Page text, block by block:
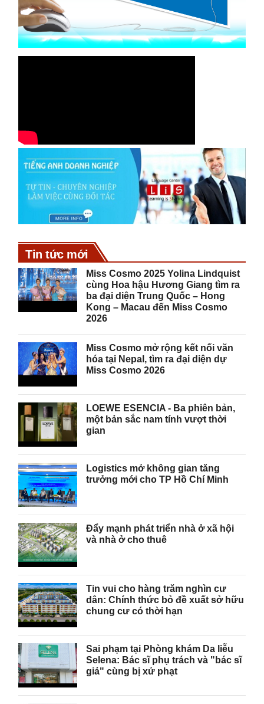
Tin tức mới
Miss Cosmo 2025 Yolina Lindquist
cùng Hoa hậu Hương Giang tìm ra
ba đại diện Trung Quốc – Hong
Kong – Macau đến Miss Cosmo
2026
Miss Cosmo mở rộng kết nối văn
hóa tại Nepal, tìm ra đại diện dự
Miss Cosmo 2026
LOEWE ESENCIA - Ba phiên bản,
một bản sắc nam tính vượt thời
gian
Logistics mở không gian tăng
trưởng mới cho TP Hồ Chí Minh
Đẩy mạnh phát triển nhà ở xã hội
và nhà ở cho thuê
Tin vui cho hàng trăm nghìn cư
dân: Chính thức bỏ đề xuất sở hữu
chung cư có thời hạn
Sai phạm tại Phòng khám Da liễu
Selena: Bác sĩ phụ trách và "bác sĩ
giả" cùng bị xử phạt